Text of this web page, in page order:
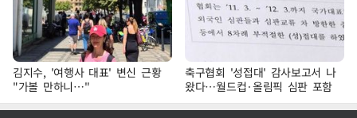
김지수, '여행사 대표' 변신 근황
"가볼 만하니…"
축구협회 '성접대' 감사보고서 나
왔다…월드컵·올림픽 심판 포함